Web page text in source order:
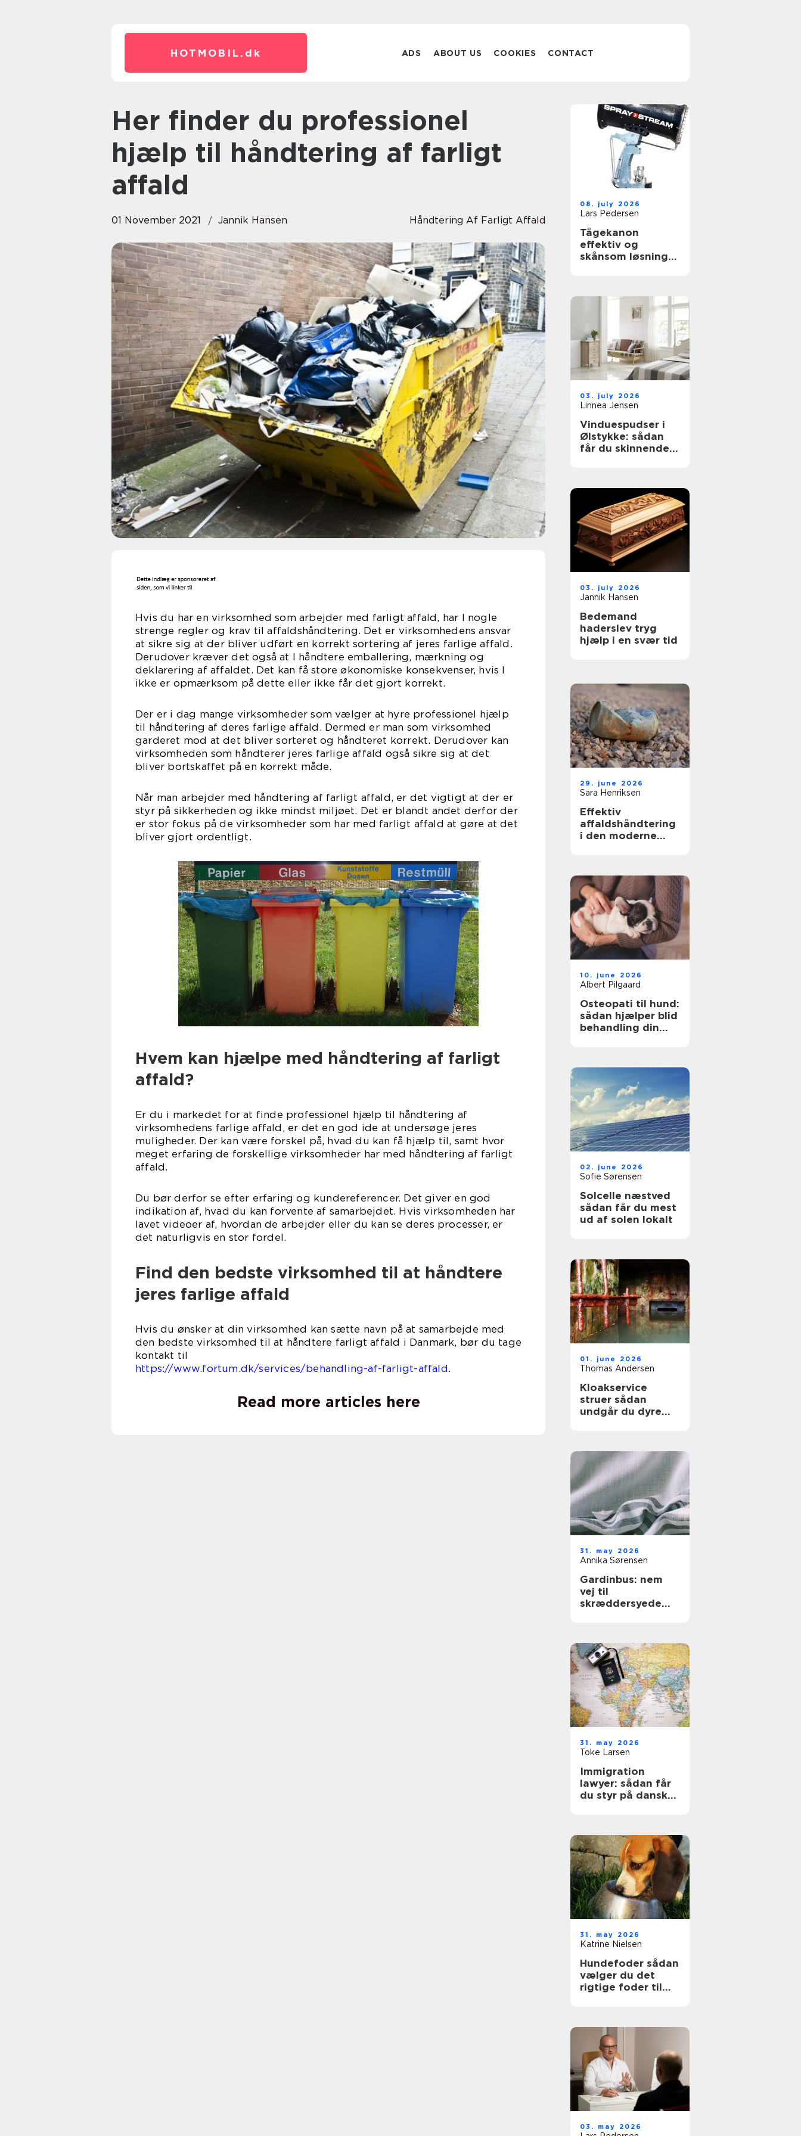
HOTMOBIL. dk ADS ABOUT US COOKIES CONTACT
Her finder du professionel
hjælp til håndtering af farligt
affald
01 November 2021 Jannik Hansen Håndtering Af Farligt Affald
Hvis du har en virksomhed som arbejder med farligt affald, har I nogle
strenge regler og krav til affaldshåndtering. Det er virksomhedens ansvar
at sikre sig at der bliver udført en korrekt sortering af jeres farlige affald.
Derudover kræver det også at I håndtere emballering, mærkning og
deklarering af affaldet. Det kan få store økonomiske konsekvenser, hvis I
ikke er opmærksom på dette eller ikke får det gjort korrekt.
Der er i dag mange virksomheder som vælger at hyre professionel hjælp
til håndtering af deres farlige affald. Dermed er man som virksomhed
garderet mod at det bliver sorteret og håndteret korrekt. Derudover kan
virksomheden som håndterer jeres farlige affald også sikre sig at det
bliver bortskaffet på en korrekt måde.
Når man arbejder med håndtering af farligt affald, er det vigtigt at der er
styr på sikkerheden og ikke mindst miljøet. Det er blandt andet derfor der
er stor fokus på de virksomheder som har med farligt affald at gøre at det
bliver gjort ordentligt.
Hvem kan hjælpe med håndtering af farligt
affald?
Er du i markedet for at finde professionel hjælp til håndtering af
virksomhedens farlige affald, er det en god ide at undersøge jeres
muligheder. Der kan være forskel på, hvad du kan få hjælp til, samt hvor
meget erfaring de forskellige virksomheder har med håndtering af farligt
affald.
Du bør derfor se efter erfaring og kundereferencer. Det giver en god
indikation af, hvad du kan forvente af samarbejdet. Hvis virksomheden har
lavet videoer af, hvordan de arbejder eller du kan se deres processer, er
det naturligvis en stor fordel.
Find den bedste virksomhed til at håndtere
jeres farlige affald
Hvis du ønsker at din virksomhed kan sætte navn på at samarbejde med
den bedste virksomhed til at håndtere farligt affald i Danmark, bør du tage
kontakt til
https://www.fortum.dk/services/behandling-af-farligt-affald.
Read more articles here
08. july 2026
Lars Pedersen
Tågekanon
effektiv og
skånsom løsning
03. july 2026
Linnea Jensen
Vinduespudser i
Ølstykke: sådan
får du skinnende
03. july 2026
Jannik Hansen
Bedemand
haderslev tryg
hjælp i en svær tid
29. june 2026
Sara Henriksen
Effektiv
affaldshåndtering
i den moderne
10. june 2026
Albert Pilgaard
Osteopati til hund:
sådan hjælper blid
behandling din
02. june 2026
Sofie Sørensen
Solcelle næstved
sådan får du mest
ud af solen lokalt
01. june 2026
Thomas Andersen
Kloakservice
struer sådan
undgår du dyre
31. may 2026
Annika Sørensen
Gardinbus: nem
vej til
skræddersyede
31. may 2026
Toke Larsen
Immigration
lawyer: sådan får
du styr på dansk
31. may 2026
Katrine Nielsen
Hundefoder sådan
vælger du det
rigtige foder til
03. may 2026